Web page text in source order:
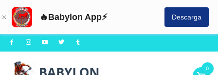
🔥Babylon App⚡ Descarga
Saltar
al
contenido
0